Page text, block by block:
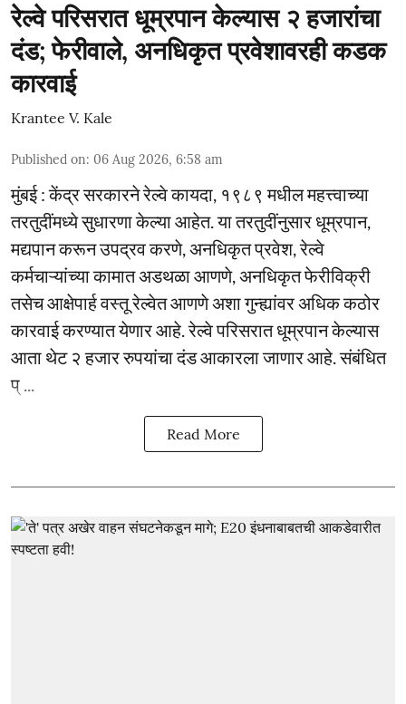
रेल्वे परिसरात धूम्रपान केल्यास २ हजारांचा
दंड; फेरीवाले, अनधिकृत प्रवेशावरही कडक
कारवाई
Krantee V. Kale
Published on: 06 Aug 2026, 6:58 am
मुंबई : केंद्र सरकारने रेल्वे कायदा, १९८९ मधील महत्त्वाच्या
तरतुदींमध्ये सुधारणा केल्या आहेत. या तरतुदींनुसार धूम्रपान,
मद्यपान करून उपद्रव करणे, अनधिकृत प्रवेश, रेल्वे
कर्मचाऱ्यांच्या कामात अडथळा आणणे, अनधिकृत फेरीविक्री
तसेच आक्षेपार्ह वस्तू रेल्वेत आणणे अशा गुन्ह्यांवर अधिक कठोर
कारवाई करण्यात येणार आहे. रेल्वे परिसरात धूम्रपान केल्यास
आता थेट २ हजार रुपयांचा दंड आकारला जाणार आहे. संबंधित
प् ...
Read More